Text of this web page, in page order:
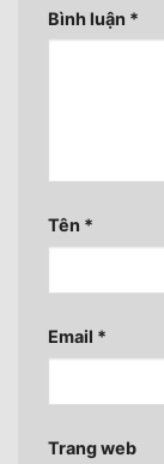
Bình luận *
Tên *
Email *
Trang web